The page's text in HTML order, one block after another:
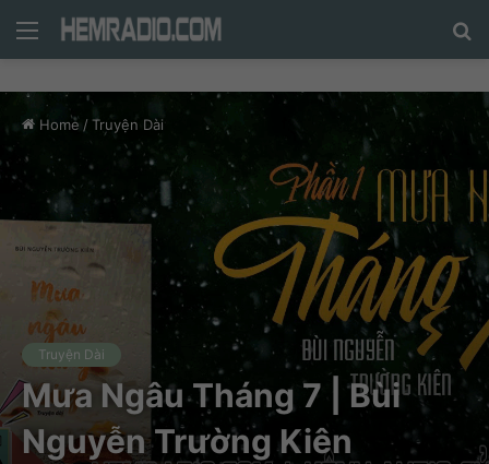
Menu
Home / Truyện Dài
Truyện Dài
Mưa Ngâu Tháng 7 | Bùi
Nguyễn Trường Kiên